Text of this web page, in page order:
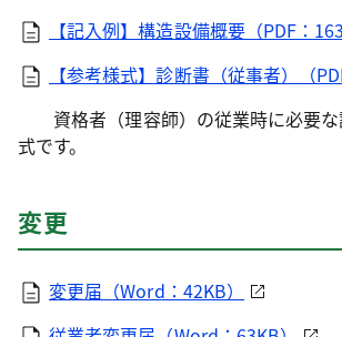
【記入例】構造設備概要（PDF：
【参考様式】診断書（従事者）（
資格者（理容師）の従業時に必要な
式です。
変更
変更届（Word：42KB）